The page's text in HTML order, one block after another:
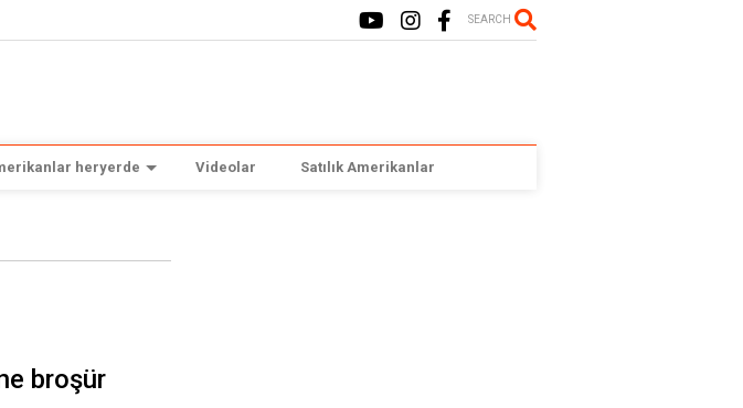
SEARCH
heryerde Videolar Satılık Amerikanlar
broşür